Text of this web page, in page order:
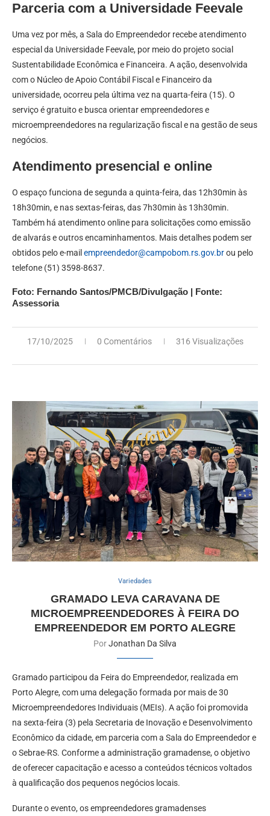
Parceria com a Universidade Feevale
Uma vez por mês, a Sala do Empreendedor recebe atendimento
especial da Universidade Feevale, por meio do projeto social
Sustentabilidade Econômica e Financeira. A ação, desenvolvida
com o Núcleo de Apoio Contábil Fiscal e Financeiro da
universidade, ocorreu pela última vez na quarta-feira (15). O
serviço é gratuito e busca orientar empreendedores e
microempreendedores na regularização fiscal e na gestão de seus
negócios.
Atendimento presencial e online
O espaço funciona de segunda a quinta-feira, das 12h30min às
18h30min, e nas sextas-feiras, das 7h30min às 13h30min.
Também há atendimento online para solicitações como emissão
de alvarás e outros encaminhamentos. Mais detalhes podem ser
obtidos pelo e-mail empreendedor@campobom.rs.gov.brou pelo
telefone (51) 3598-8637.
Foto: Fernando Santos/PMCB/Divulgação | Fonte:
Assessoria
17/10/2025 0 Comentários 316 Visualizações
Variedades
GRAMADO LEVA CARAVANA DE
MICROEMPREENDEDORES À FEIRA DO
EMPREENDEDOR EM PORTO ALEGRE
PorJonathan Da Silva
Gramado participou da Feira do Empreendedor, realizada em
Porto Alegre, com uma delegação formada por mais de 30
Microempreendedores Individuais (MEIs). A ação foi promovida
na sexta-feira (3) pela Secretaria de Inovação e Desenvolvimento
Econômico da cidade, em parceria com a Sala do Empreendedor e
o Sebrae-RS. Conforme a administração gramadense, o objetivo
de oferecer capacitação e acesso a conteúdos técnicos voltados
à qualificação dos pequenos negócios locais.
Durante o evento, os empreendedores gramadenses